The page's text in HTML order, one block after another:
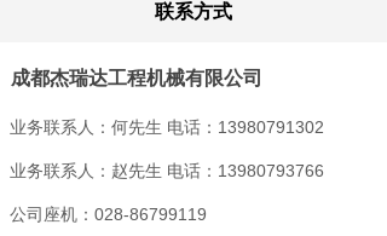
联系方式
成都杰瑞达工程机械有限公司
业务联系人：何先生 电话：13980791302
业务联系人：赵先生 电话：13980793766
公司座机：028-86799119